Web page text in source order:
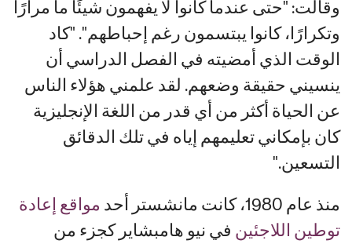
وقالت: "حتى عندما كانوا لا يفهمون شيئًا ما مرارًا
وتكرارًا، كانوا يبتسمون رغم إحباطهم". "كاد
الوقت الذي أمضيته في الفصل الدراسي أن
ينسيني حقيقة وضعهم. لقد علمني هؤلاء الناس
عن الحياة أكثر من أي قدر من اللغة الإنجليزية
كان بإمكاني تعليمهم إياه في تلك الدقائق
التسعين."
منذ عام 1980، كانت مانشستر أحد
مواقع إعادة
توطين اللاجئين في نيو هامبشاير كجزء من